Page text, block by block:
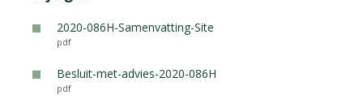
2020-086H-Samenvatting-Site
pdf
Besluit-met-advies-2020-086H
pdf